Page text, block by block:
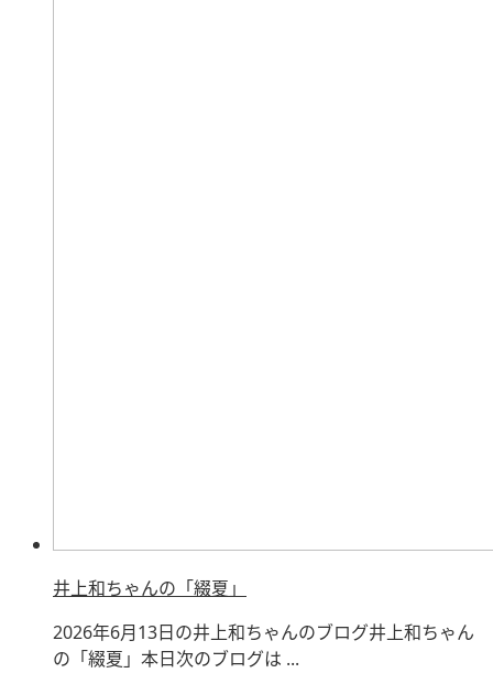
井上和ちゃんの「綴夏」
2026年6月13日の井上和ちゃんのブログ井上和ちゃん
の「綴夏」本日次のブログは ...